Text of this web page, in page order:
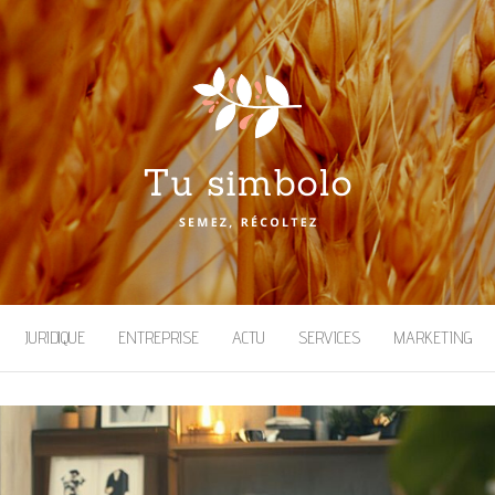
JURIDIQUE ENTREPRISE ACTU SERVICES MARKETING